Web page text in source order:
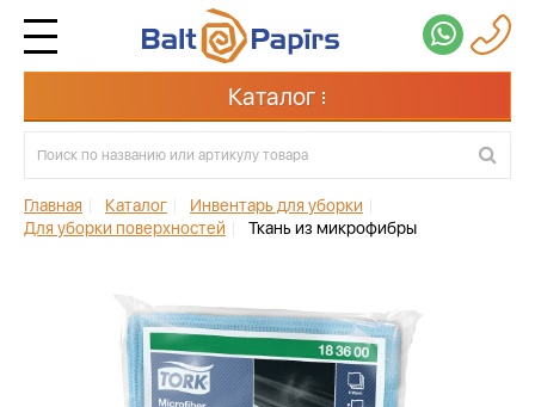
Каталог
Главная Каталог Инвентарь для уборки
Для уборки поверхностей
Ткань из микрофибры